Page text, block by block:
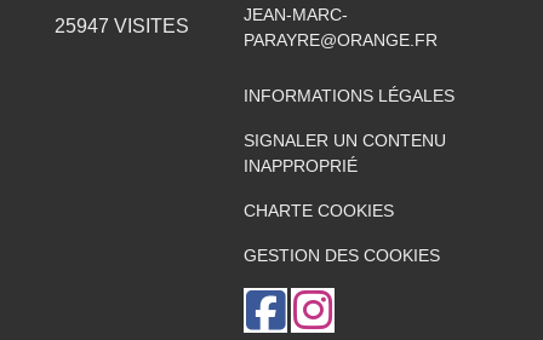
25947 VISITES
JEAN-MARC-
PARAYRE@ORANGE.FR
INFORMATIONS LÉGALES
SIGNALER UN CONTENU
INAPPROPRIÉ
CHARTE COOKIES
GESTION DES COOKIES